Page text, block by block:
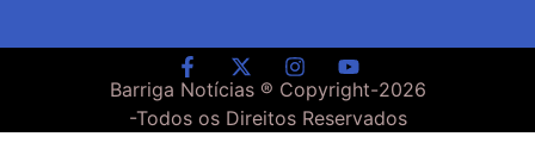
Barriga Notícias ® Copyright-2026
-Todos os Direitos Reservados